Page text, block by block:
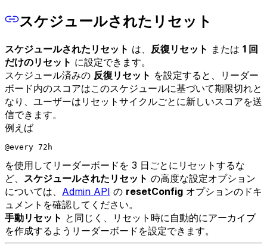
スケジュールされたリセット
スケジュールされたリセット は、 反復リセット または 1 回
だけのリセット に設定できます。
スケジュール済みの 反復リセット を設定すると、リーダー
ボード内のスコアはこのスケジュールに基づいて期限切れと
なり、ユーザーはリセットサイクルごとに新しいスコアを送
信できます。
例えば
@every 72h
を使用してリーダーボードを 3 日ごとにリセットするな
ど、 スケジュールされたリセット の高度な設定オプション
については、 Admin API の resetConfig オプションのドキ
ュメントを確認してください。
手動リセット と同じく、リセット時に自動的にアーカイブ
を作成するようリーダーボードを設定できます。